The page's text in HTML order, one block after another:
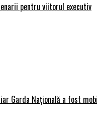
pentru viitorul executiv
Garda Națională a fost